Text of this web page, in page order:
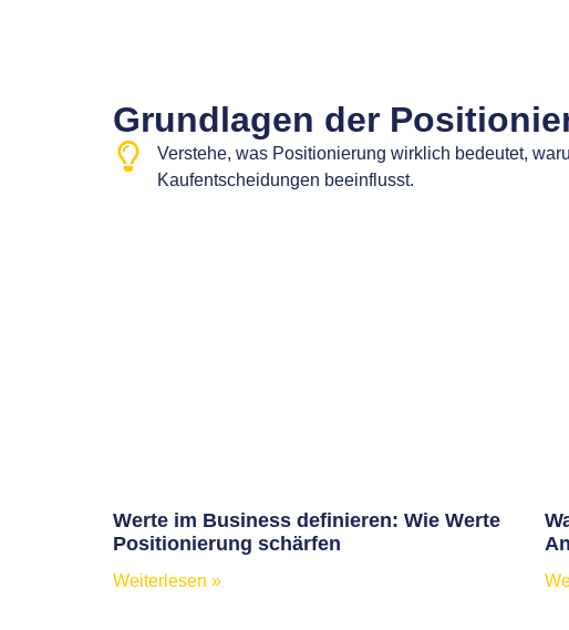
Grundlagen der
Verstehe, was Positionierung wirklich bedeutet,
Kaufentscheidungen beeinflusst.
Werte im Business definieren: Wie Werte
Positionierung schärfen
Weiterlesen »